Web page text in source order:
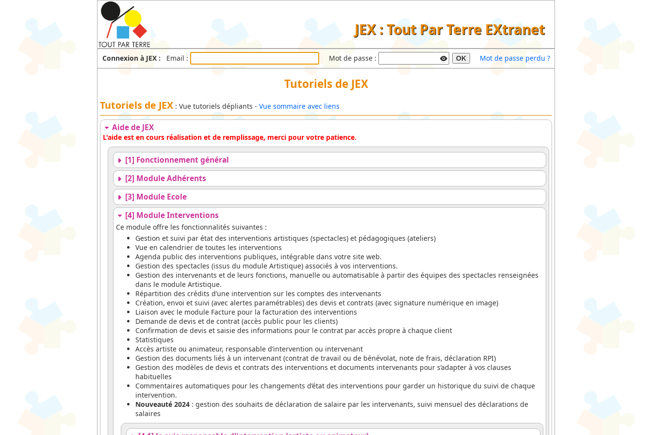
JEX : Tout Par Terre EXtranet
Connexion à JEX : Email : Mot de passe : OK Mot de passe perdu ?
Tutoriels de JEX
Tutoriels de JEX : Vue tutoriels dépliants - Vue sommaire avec liens
Aide de JEX
L'aide est en cours réalisation et de remplissage, merci pour votre patience.
[1] Fonctionnement général
[2] Module Adhérents
[3] Module Ecole
[4] Module Interventions
Ce module offre les fonctionnalités suivantes :
Gestion et suivi par état des interventions artistiques (spectacles) et pédagogiques (ateliers)
Vue en calendrier de toutes les interventions
Agenda public des interventions publiques, intégrable dans votre site web.
Gestion des spectacles (issus du module Artistique) associés à vos interventions.
Gestion des intervenants et de leurs fonctions, manuelle ou automatisable à partir des équipes des spectacles renseignées
dans le module Artistique.
Répartition des crédits d’une intervention sur les comptes des intervenants
Création, envoi et suivi (avec alertes paramétrables) des devis et contrats (avec signature numérique en image)
Liaison avec le module Facture pour la facturation des interventions
Demande de devis et de contrat (accès public pour les clients)
Confirmation de devis et saisie des informations pour le contrat par accès propre à chaque client
Statistiques
Accès artiste ou animateur, responsable d’intervention ou intervenant
Gestion des documents liés à un intervenant (contrat de travail ou de bénévolat, note de frais, déclaration RPI)
Gestion des modèles de devis et contrats des interventions et documents intervenants pour s’adapter à vos clauses
habituelles
Commentaires automatiques pour les changements d’état des interventions pour garder un historique du suivi de chaque
intervention.
Nouveauté 2024 : gestion des souhaits de déclaration de salaire par les intervenants, suivi mensuel des déclarations de
salaires